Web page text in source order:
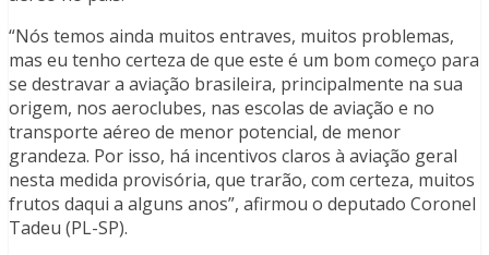
“Nós temos ainda muitos entraves, muitos problemas,
mas eu tenho certeza de que este é um bom começo para
se destravar a aviação brasileira, principalmente na sua
origem, nos aeroclubes, nas escolas de aviação e no
transporte aéreo de menor potencial, de menor
grandeza. Por isso, há incentivos claros à aviação geral
nesta medida provisória, que trarão, com certeza, muitos
frutos daqui a alguns anos”, afirmou o deputado Coronel
Tadeu (PL-SP).